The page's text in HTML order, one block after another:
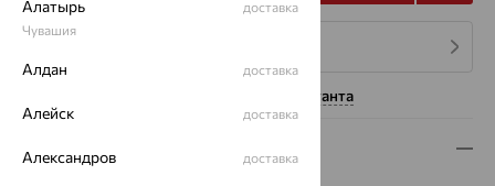
Нужна помощь консультанта
Описание
Алатырь
Чувашия
доставка
Алдан доставка
Алейск доставка
Александров доставка